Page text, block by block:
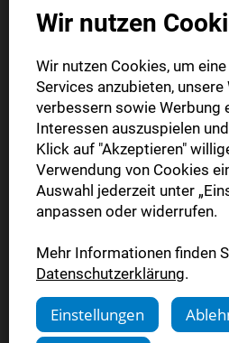
Probeabo
Die gedruckte Ausgabe
Die digitale Ausgabe als
Alle Artikel im Web und in
4 Wochen
19,99 €
Jetzt sichern
Wir nutzen
Wir nutzen Cookies, um
Services anzubieten,
verbessern sowie Werbung
Interessen auszuspielen
Klick auf "Akzeptieren"
Verwendung von Cookies
Auswahl jederzeit unter
anpassen oder widerrufen.
Mehr Informationen finden
Datenschutzerklärung.
Einstellungen